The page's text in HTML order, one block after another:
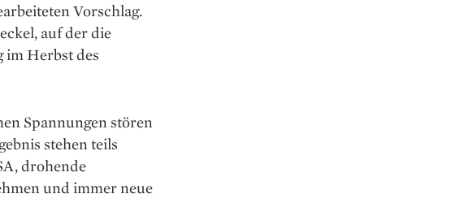
Vorschlag.
auf der die
im Herbst des
Spannungen stören
stehen teils
drohende
und immer neue